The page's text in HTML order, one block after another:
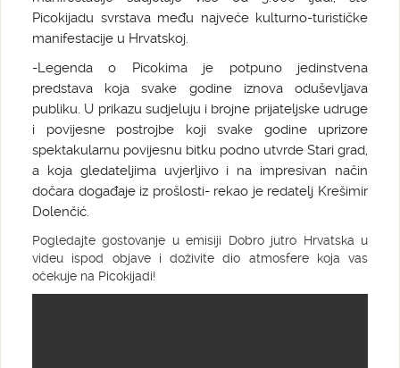
Picokijadu svrstava među najveće kulturno-turističke
manifestacije u Hrvatskoj.
-Legenda o Picokima je potpuno jedinstvena
predstava koja svake godine iznova oduševljava
publiku. U prikazu sudjeluju i brojne prijateljske udruge
i povijesne postrojbe koji svake godine uprizore
spektakularnu povijesnu bitku podno utvrde Stari grad,
a koja gledateljima uvjerljivo i na impresivan način
dočara događaje iz prošlosti- rekao je redatelj Krešimir
Dolenčić.
Pogledajte gostovanje u emisiji Dobro jutro Hrvatska u
videu ispod objave i doživite dio atmosfere koja vas
očekuje na Picokijadi!